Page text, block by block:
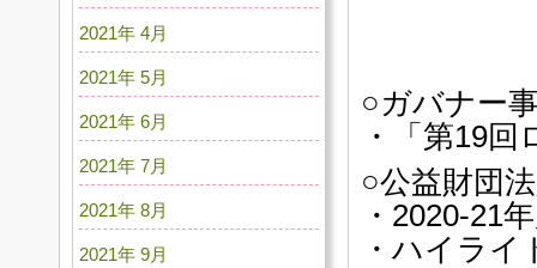
○ガバナー
・「第19
○公益財団
・2020-21
・ハイラ
2021年 4月
2021年 5月
2021年 6月
2021年 7月
2021年 8月
2021年 9月